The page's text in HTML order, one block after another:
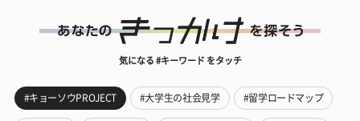
気になる #キーワード をタッチ
#キョーソウPROJECT #大学生の社会見学 #留学ロードマップ